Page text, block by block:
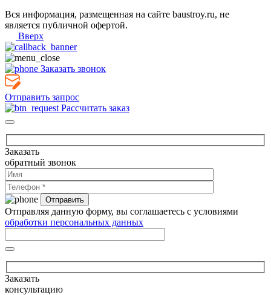
Вся информация, размещенная на сайте baustroy.ru, не
является публичной офертой.
Вверх
Заказать звонок
Отправить запрос
Рассчитать заказ
Заказать
обратный звонок
Отправляя данную форму, вы соглашаетесь с условиями
обработки персональных данных
Заказать
консультацию